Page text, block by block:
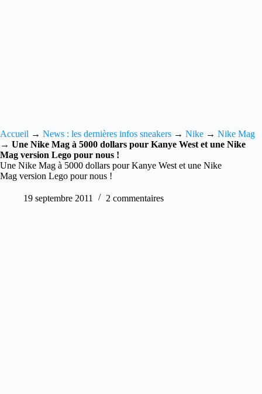
Accueil → News : les dernières infos sneakers → Nike → Nike Mag
→ Une Nike Mag à 5000 dollars pour Kanye West et une Nike
Mag version Lego pour nous !
Une Nike Mag à 5000 dollars pour Kanye West et une Nike
Mag version Lego pour nous !
19 septembre 2011 2 commentaires